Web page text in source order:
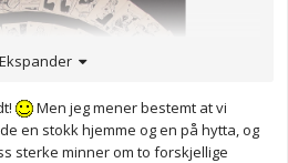
Ekspander
Men jeg mener bestemt at vi
en stokk hjemme og en på hytta, og
sterke minner om to forskjellige